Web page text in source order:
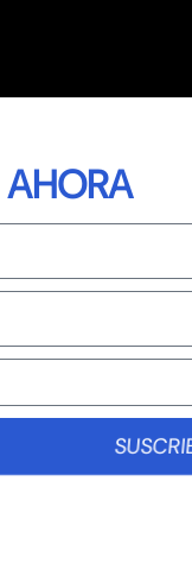
AHORA